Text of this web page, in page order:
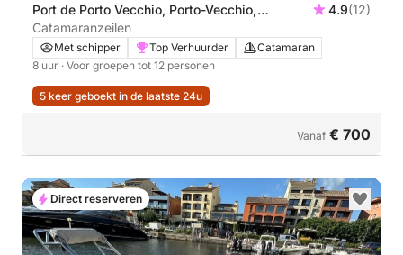
Port de Porto Vecchio, Porto-Vecchio,
Frankrijk
4.9(12)
Catamaranzeilen
Met schipper Top Verhuurder
Catamaran
8 uur · Voor groepen tot 12 personen
5 keer geboekt in de laatste 24u
Vanaf € 700
Direct reserveren